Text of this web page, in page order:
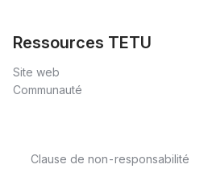
Ressources TETU
Site web
Communauté
Clause de non-responsabilité